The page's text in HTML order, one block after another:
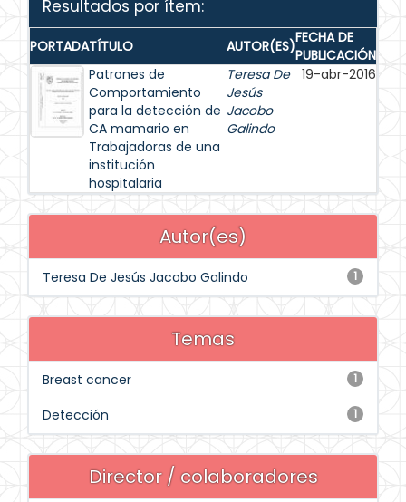
Resultados por ítem:
PORTADATÍTULO AUTOR(ES)FECHA DE
PUBLICACIÓN
Patrones de
Comportamiento
para la detección de
CA mamario en
Trabajadoras de una
institución
hospitalaria
Teresa De
Jesús
Jacobo
Galindo
19-abr-2016
Autor(es)
1
Teresa De Jesús Jacobo Galindo
Temas
1
Breast cancer
1
Detección
Director / colaboradores